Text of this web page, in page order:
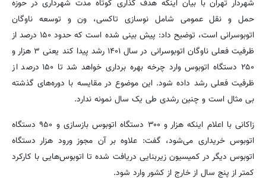
شهردار تهران با بیان اینکه هدف گذاری کوتاه مدت شهرداری در حوزه
حمل و نقل عمومی شامل نوسازی تاکسی، ون و توسعه ناوگان
اتوبوسرانی است، توضیح داد: پیش بینی شده است که حدود ۱۵۰ درصد از
ظرفیت فعلی ناوگان اتوبوسرانی در سال ۱۴۰۱ رشد پیدا کند یعنی ۳ هزار و
۲۵۰ دستگاه اتوبوس وارد چرخه بهره برداری خواهد شد تا ۱۵۰ درصد از
ظرفیت فعلی رشد داده شود. این موضوع در مقایسه با دوره‌های گذشته
بی مثال است و چنین رشدی طی یک سال نمونه ندارد.
زاکانی با اعلام اینکه هزار و ۳۰۰ دستگاه اتوبوس بازسازی و ۹۵۰ دستگاه
اتوبوس خریداری می‌شود، گفت: علاوه بر آن مجوز ورود هزار دستگاه
اتوبوس دیگر در کمیسیون زیربنایی دریافت شده تا اتوبوس‌هایی با کارکرد
کمتر از پنج سال از خارج از کشور وارد شود.